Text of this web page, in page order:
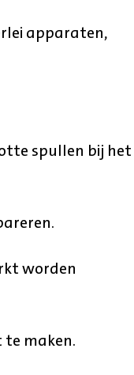
apparaten,
spullen bij het
worden
te maken.